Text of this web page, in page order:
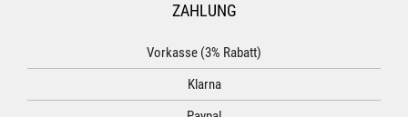
ZAHLUNG
Vorkasse (3% Rabatt)
Klarna